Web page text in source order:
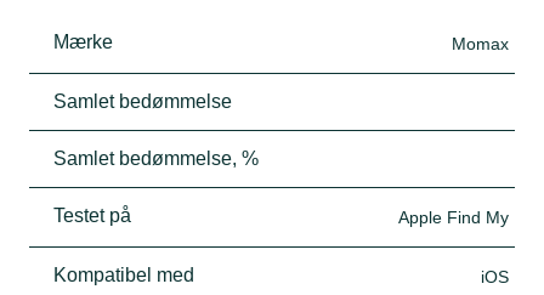
Mærke Momax
Samlet bedømmelse
Samlet bedømmelse, %
Testet på Apple Find My
Kompatibel med iOS